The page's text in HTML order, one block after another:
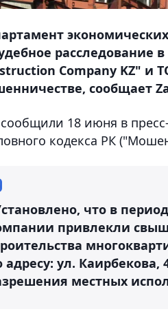
Company KZ"
сообщает
18 июня в
кодекса РК
что в
привлекли
адресу: ул. Каирбекова,
местных